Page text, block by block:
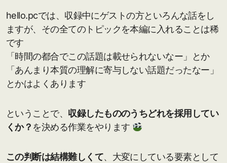
hello.pcでは、収録中にゲストの方といろんな話をし
ますが、その全てのトピックを本編に入れることは稀
です
「時間の都合でこの話題は載せられないなー」とか
「あんまり本質の理解に寄与しない話題だったなー」
とかはよくあります
ということで、 収録したもののうちどれを採用してい
くか？ を決める作業をやります
この判断は結構難しくて、大変にしている要素として